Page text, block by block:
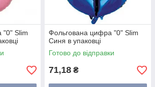
"0" Slim
Фольгована цифра "0" Slim
Синя в упаковці
Готово до відправки
71,18 ₴